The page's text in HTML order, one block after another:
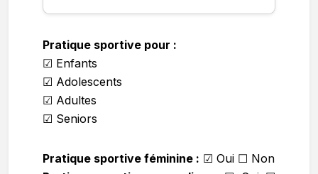
Pratique sportive pour :
☑ Enfants
☑ Adolescents
☑ Adultes
☑ Seniors
Pratique sportive féminine : ☑ Oui ☐ Non